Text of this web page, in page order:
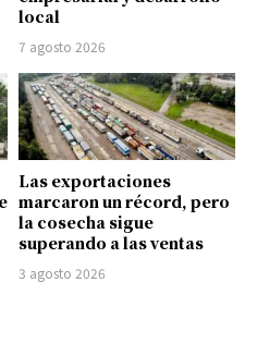
local
7 agosto 2026
Las exportaciones
marcaron un récord, pero
la cosecha sigue
superando a las ventas
3 agosto 2026